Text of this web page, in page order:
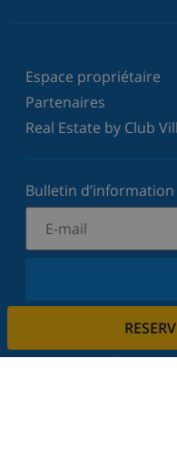
Espace propriétaire
Partenaires
Real Estate by Club
Bulletin d’information
Inscrivez-vous à
votre vie privée.